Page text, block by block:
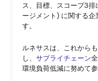
ス、目標、スコープ3
ージメント) に関する
す。
ルネサスは、これから
し、 サプライチェーン
環境負荷低減に努めて参